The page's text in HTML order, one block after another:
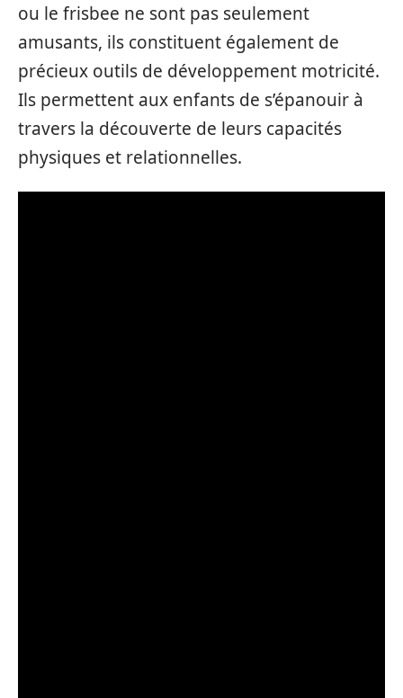
ou le frisbee ne sont pas seulement
amusants, ils constituent également de
précieux outils de développement motricité.
Ils permettent aux enfants de s’épanouir à
travers la découverte de leurs capacités
physiques et relationnelles.